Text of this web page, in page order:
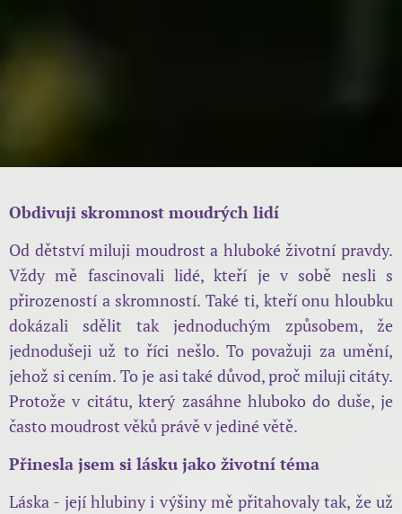
Obdivuji skromnost moudrých lidí
Od dětství miluji moudrost a hluboké životní pravdy.
Vždy mě fascinovali lidé, kteří je v sobě nesli s
přirozeností a skromností. Také ti, kteří onu hloubku
dokázali sdělit tak jednoduchým způsobem, že
jednodušeji už to říci nešlo. To považuji za umění,
jehož si cením. To je asi také důvod, proč miluji citáty.
Protože v citátu, který zasáhne hluboko do duše, je
často moudrost věků právě v jediné větě.
Přinesla jsem si lásku jako životní téma
Láska - její hlubiny i výšiny mě přitahovaly tak, že už